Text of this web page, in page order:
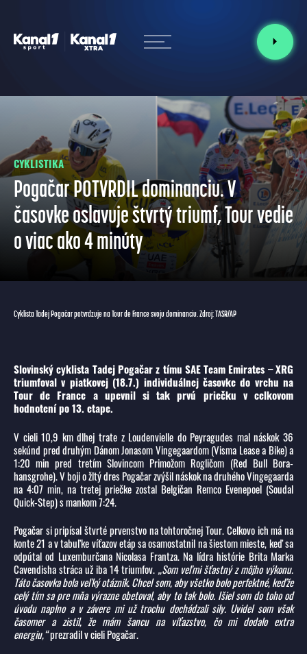
CYKLISTIKA
Pogačar POTVRDIL dominanciu. V
časovke oslavuje štvrtý triumf, Tour vedie
o viac ako 4 minúty
Cyklista Tadej Pogačar potvrdzuje na Tour de France svoju dominanciu. Zdroj: TASR/AP
Slovinský cyklista Tadej Pogačar z tímu SAE Team Emirates – XRG
triumfoval v piatkovej (18.7.) individuálnej časovke do vrchu na
Tour de France a upevnil si tak prvú priečku v celkovom
hodnotení po 13. etape.
V cieli 10,9 km dlhej trate z Loudenvielle do Peyragudes mal náskok 36
sekúnd pred druhým Dánom Jonasom Vingegaardom (Visma Lease a Bike) a
1:20 min pred tretím Slovincom Primožom Rogličom (Red Bull Bora-
hansgrohe). V boji o žltý dres Pogačar zvýšil náskok na druhého Vingegaarda
na 4:07 min, na tretej priečke zostal Belgičan Remco Evenepoel (Soudal
Quick-Step) s mankom 7:24.
Pogačar si pripísal štvrté prvenstvo na tohtoročnej Tour. Celkovo ich má na
konte 21 a v tabuľke víťazov etáp sa osamostatnil na šiestom mieste, keď sa
odpútal od Luxemburčana Nicolasa Frantza. Na lídra histórie Brita Marka
Cavendisha stráca už iba 14 triumfov. „Som veľmi šťastný z môjho výkonu.
Táto časovka bola veľký otáznik. Chcel som, aby všetko bolo perfektné, keďže
celý tím sa pre mňa výrazne obetoval, aby to tak bolo. Išiel som do toho od
úvodu naplno a v závere mi už trochu dochádzali sily. Uvidel som však
časomer a zistil, že mám šancu na víťazstvo, čo mi dodalo extra
energiu,“prezradil v cieli Pogačar.